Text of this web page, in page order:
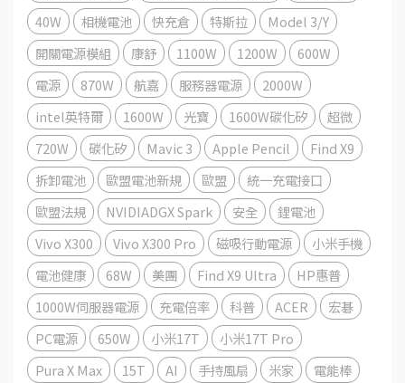
40W
相機電池 快充倉 特斯拉
Model 3/Y
開關電源模組
康舒 1100W 1200W
600W
電源
870W 航嘉 服務器電源
2000W
intel英特爾
1600W 光寶 1600W碳化矽
超微
720W
碳化矽 Mavic 3 Apple Pencil
Find X9
拆卸電池
歐盟電池新規 歐盟
統一充電接口
歐盟法規
NVIDIADGX Spark 安全
鋰電池
Vivo X300
Vivo X300 Pro 磁吸行動電源
小米手機
電池健康
68W 美團 Find X9 Ultra
HP惠普
1000W伺服器電源
充電倍率 科普 ACER
宏碁
PC電源
650W 小米17T
小米17T Pro
Pura X Max
15T AI 手持風扇 米家
電能棒